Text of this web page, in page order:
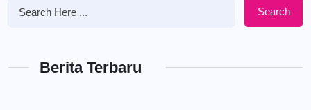
Search
Berita Terbaru